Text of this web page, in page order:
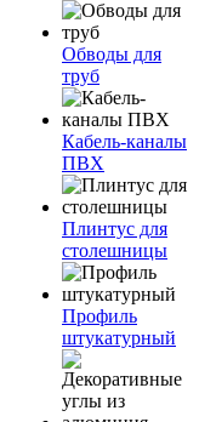
Обводы для
труб
Кабель-каналы
ПВХ
Плинтус для
столешницы
Профиль
штукатурный